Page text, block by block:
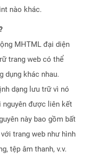
nào khác.
MHTML đại diện
trang web có thể
dụng khác nhau.
dạng lưu trữ vì nó
nguyên được liên kết
này bao gồm bất
trang web như hình
tệp âm thanh, v.v.